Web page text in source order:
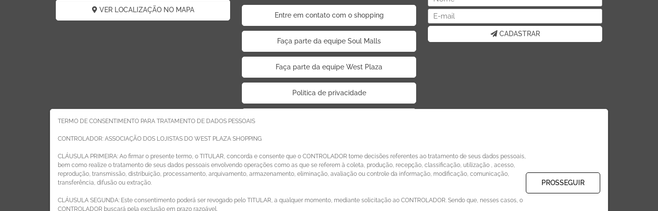
TERMO DE CONSENTIMENTO PARA TRATAMENTO DE DADOS PESSOAIS
CONTROLADOR: ASSOCIAÇÃO DOS LOJISTAS DO WEST PLAZA SHOPPING
CLÁUSULA PRIMEIRA: Ao firmar o presente termo, o TITULAR, concorda e consente que o CONTROLADOR tome decisões referentes ao tratamento de seus dados pessoais,
bem como realize o tratamento de seus dados pessoais envolvendo operações como as que se referem à coleta, produção, recepção, classificação, utilização , acesso,
reprodução, transmissão, distribuição, processamento, arquivamento, armazenamento, eliminação, avaliação ou controle da informação, modificação, comunicação,
transferência, difusão ou extração.
CLÁUSULA SEGUNDA: Este consentimento poderá ser revogado pelo TITULAR, a qualquer momento, mediante solicitação ao CONTROLADOR. Sendo que, nesses casos, o
CONTROLADOR buscará pela exclusão em prazo razoável.
PROSSEGUIR
VER LOCALIZAÇÃO NO MAPA
Entre em contato com o shopping
Faça parte da equipe Soul Malls
Faça parte da equipe West Plaza
Politica de privacidade
CADASTRAR
ÁREA DO LOJISTA